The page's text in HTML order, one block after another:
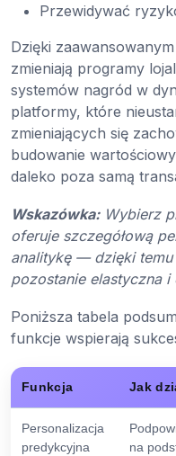
Przewidywać
Dzięki
zmieniają programy
systemów nagród w
platformy, które
zmieniających się
budowanie
daleko poza samą
Wskazówka: Wybierz
oferuje szczegółową
analitykę — dzięki
pozostanie elastyczna i
Poniższa tabela
funkcje wspierają
Funkcja Jak
Personalizacja
predykcyjna
na